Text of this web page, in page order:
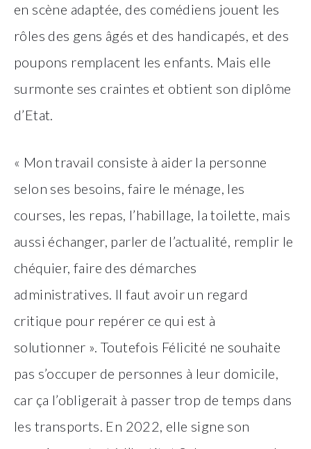
en scène adaptée, des comédiens jouent les
rôles des gens âgés et des handicapés, et des
poupons remplacent les enfants. Mais elle
surmonte ses craintes et obtient son diplôme
d’Etat.
« Mon travail consiste à aider la personne
selon ses besoins, faire le ménage, les
courses, les repas, l’habillage, la toilette, mais
aussi échanger, parler de l’actualité, remplir le
chéquier, faire des démarches
administratives. Il faut avoir un regard
critique pour repérer ce qui est à
solutionner ». Toutefois Félicité ne souhaite
pas s’occuper de personnes à leur domicile,
car ça l’obligerait à passer trop de temps dans
les transports. En 2022, elle signe son